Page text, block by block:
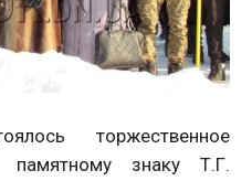
торжественное
знаку Т.Г.